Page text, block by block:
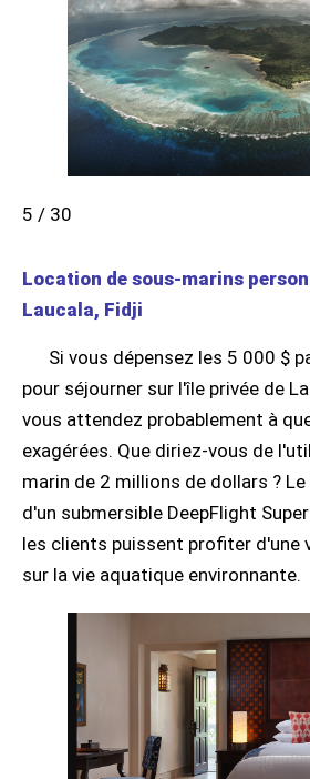
5 / 30
Location de sous-marins
Laucala, Fidji
Si vous dépensez les 5 000 $
pour séjourner sur l'île privée de
vous attendez probablement à
exagérées. Que diriez-vous de
marin de 2 millions de dollars ?
d'un submersible DeepFlight
les clients puissent profiter d'une
sur la vie aquatique environnante.